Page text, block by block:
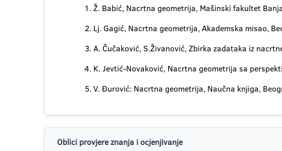
Ž. Babić, Nacrtna geometrija, Mašinski fakultet
Lj. Gagić, Nacrtna geometrija, Akademska misao,
A. Čučaković, S.Živanović, Zbirka zadataka iz
K. Jevtić-Novaković, Nacrtna geometrija sa
V. Đurović: Nacrtna geometrija, Naučna knjiga,
Oblici provjere znanja i ocjenjivanje